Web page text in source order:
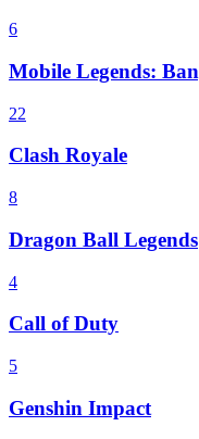
6
Mobile Legends:
22
Clash Royale
8
Dragon Ball Legends
4
Call of Duty
5
Genshin Impact